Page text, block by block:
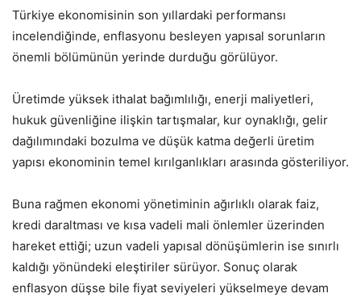
Türkiye ekonomisinin son yıllardaki performansı
incelendiğinde, enflasyonu besleyen yapısal sorunların
önemli bölümünün yerinde durduğu görülüyor.
Üretimde yüksek ithalat bağımlılığı, enerji maliyetleri,
hukuk güvenliğine ilişkin tartışmalar, kur oynaklığı, gelir
dağılımındaki bozulma ve düşük katma değerli üretim
yapısı ekonominin temel kırılganlıkları arasında gösteriliyor.
Buna rağmen ekonomi yönetiminin ağırlıklı olarak faiz,
kredi daraltması ve kısa vadeli mali önlemler üzerinden
hareket ettiği; uzun vadeli yapısal dönüşümlerin ise sınırlı
kaldığı yönündeki eleştiriler sürüyor. Sonuç olarak
enflasyon düşse bile fiyat seviyeleri yükselmeye devam